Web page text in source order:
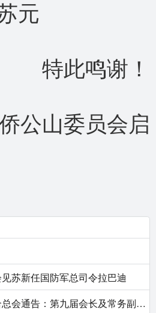
元
特此鸣谢！
公山委员会启
苏新任国防军总司令拉巴迪
苏里南华侨华人社团联合总会通告：第九届会长及常务副会长换届选举